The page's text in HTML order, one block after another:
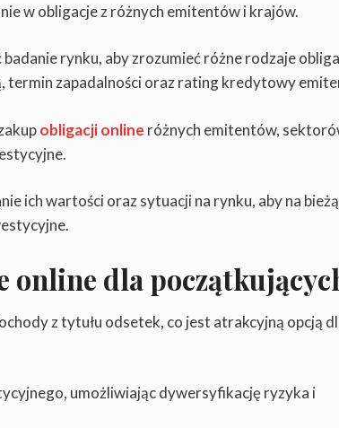
w obligacje z różnych emitentów i krajów.
rynku, aby zrozumieć różne rodzaje
zapadalności oraz rating kredytowy
obligacji online różnych emitentów,
ich wartości oraz sytuacji na rynku, aby na
online dla
z tytułu odsetek, co jest atrakcyjną opcją
umożliwiając dywersyfikację ryzyka i